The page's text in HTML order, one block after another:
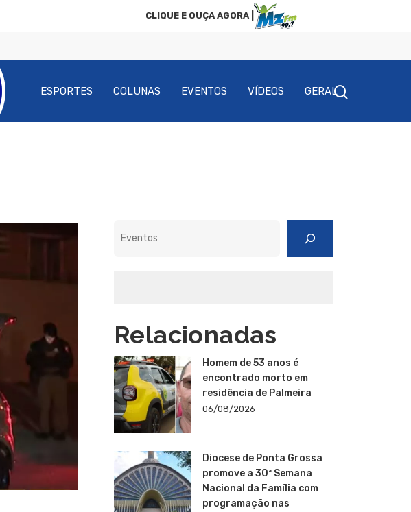
CLIQUE E OUÇA AGORA |
ESPORTES COLUNAS EVENTOS VÍDEOS GERAL
Relacionadas
Homem de 53 anos é
encontrado morto em
residência de Palmeira
06/08/2026
Diocese de Ponta Grossa
promove a 30ª Semana
Nacional da Família com
programação nas